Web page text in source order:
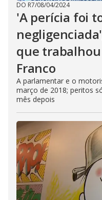
DO R7/08/04/2024
'A perícia foi
que
Franco
A parlamentar e o
março de 2018; peritos
mês depois